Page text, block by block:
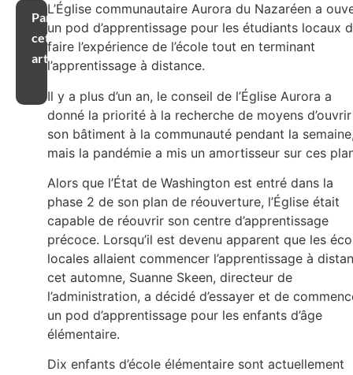
Partager
cet
article
L’Église communautaire Aurora du Nazaréen a
un pod d’apprentissage pour les étudiants locaux
faire l’expérience de l’école tout en terminant
l’apprentissage à distance.
Il y a plus d’un an, le conseil de l’Église Aurora a
donné la priorité à la recherche de moyens d’ouvrir
son bâtiment à la communauté pendant la
mais la pandémie a mis un amortisseur sur ces
Alors que l’État de Washington est entré dans la
phase 2 de son plan de réouverture, l’Église était
capable de réouvrir son centre d’apprentissage
précoce. Lorsqu’il est devenu apparent que les
locales allaient commencer l’apprentissage à
cet automne, Suanne Skeen, directeur de
l’administration, a décidé d’essayer et de
un pod d’apprentissage pour les enfants d’âge
élémentaire.
Dix enfants d’école élémentaire sont actuellement